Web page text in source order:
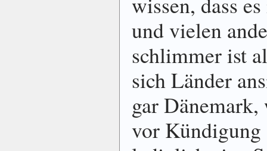
und vielen
schlimmer ist
sich Länder
gar Dänemark,
vor